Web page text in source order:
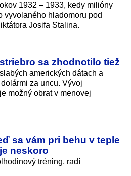
1932 – 1933, kedy milióny
vyvolaného hladomoru pod
Josifa Stalina.
sa zhodnotilo tiež
amerických dátach a
za uncu. Vývoj
možný obrat v menovej
sa vám pri behu v teple
neskoro
tréning, radí